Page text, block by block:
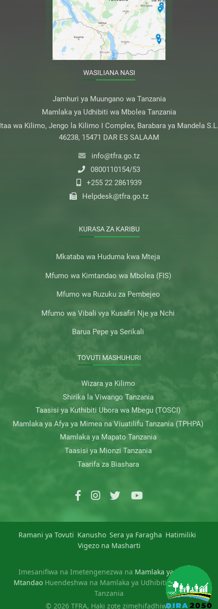
WASILIANA NASI
Jamhuri ya Muungano wa Tanzania
Mamlaka ya Udhibiti wa Mbolea Tanzania
wa Kilimo, Jengo la Kilimo I Complex, Barabara ya Mandela
46238, 15471 DAR ES SALAAM
info@tfra.go.tz
0800110154/53
+255 22 2861939
Helpdesk@tfra.go.tz
KURASA ZA KARIBU
Mkataba wa Huduma kwa Mteja
Mfumo wa Kimtandao wa Mbolea (FIS)
Mfumo wa Ruzuku za Pembejeo
Mfumo wa Vibali vya Kusafiri Nje ya Nchi
Barua Pepe ya Serikali
TOVUTI MASHUHURI
Wizara ya Kilimo
Shirika la Viwango Tanzania
Taasisi ya Kuthibiti Ubora wa Mbegu (TOSCI)
Mamlaka ya Afya ya Mimea na Viuatilifu Tanzania (TPHPA)
Mamlaka ya Mapato Tanzania
Taasisi ya Mionzi Tanzania
Taarifa za Biashara
Ramani ya Tovuti Kanusho Sera ya Faragha Hatimiliki
Vigezo na Masharti
Imesanifiwa na Imetengenezwa na Mamlaka ya Serikali
Mtandao Huendeshwa na Mamlaka ya Udhibiti wa Mbolea
Tanzania
© 2026 TFRA, Haki zote zimehifadhiwa.